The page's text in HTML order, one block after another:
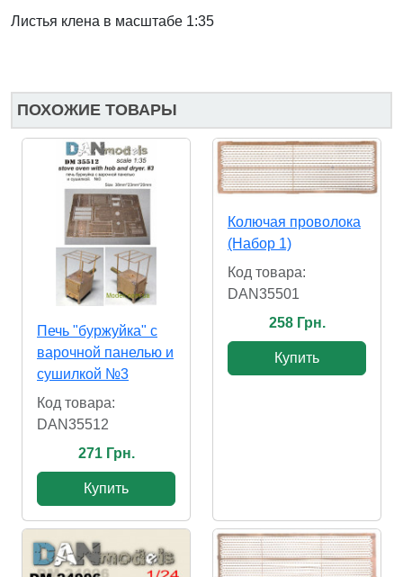
Листья клена в масштабе 1:35
ПОХОЖИЕ ТОВАРЫ
Печь "буржуйка" с
варочной панелью и
сушилкой №3
Код товара:
DAN35512
271 Грн.
Купить
Колючая проволока
(Набор 1)
Код товара:
DAN35501
258 Грн.
Купить